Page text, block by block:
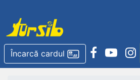
Încarcă cardul